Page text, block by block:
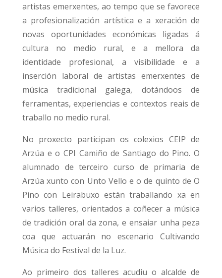
artistas emerxentes, ao tempo que se favorece
a profesionalización artística e a xeración de
novas oportunidades económicas ligadas á
cultura no medio rural, e a mellora da
identidade profesional, a visibilidade e a
inserción laboral de artistas emerxentes de
música tradicional galega, dotándoos de
ferramentas, experiencias e contextos reais de
traballo no medio rural.
No proxecto participan os colexios CEIP de
Arzúa e o CPI Camiño de Santiago do Pino. O
alumnado de terceiro curso de primaria de
Arzúa xunto con Unto Vello e o de quinto de O
Pino con Leirabuxo están traballando xa en
varios talleres, orientados a coñecer a música
de tradición oral da zona, e ensaiar unha peza
coa que actuarán no escenario Cultivando
Música do Festival de la Luz.
Ao primeiro dos talleres acudiu o alcalde de